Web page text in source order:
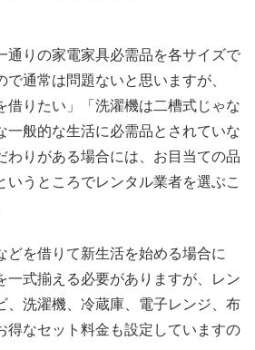
通りの家電家具必需品を各サイズで
通常は問題ないと思いますが、
借りたい」「洗濯機は二槽式じゃな
般的な生活に必需品とされていな
わりがある場合には、お目当ての品
いうところでレンタル業者を選ぶこ
どを借りて新生活を始める場合に
一式揃える必要がありますが、レン
、洗濯機、冷蔵庫、電子レンジ、布
得なセット料金も設定していますの